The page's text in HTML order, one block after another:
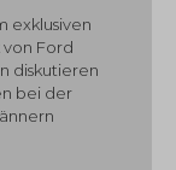
exklusiven
von Ford
diskutieren
bei der